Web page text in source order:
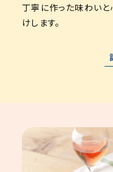
丁寧に作った味わい
けします。